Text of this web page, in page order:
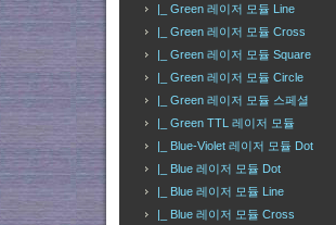
|_ Green 레이저 모듈 Line
|_ Green 레이저 모듈 Cross
|_ Green 레이저 모듈 Square
|_ Green 레이저 모듈 Circle
|_ Green 레이저 모듈 스페셜
|_ Green TTL 레이저 모듈
|_ Blue-Violet 레이저 모듈 Dot
|_ Blue 레이저 모듈 Dot
|_ Blue 레이저 모듈 Line
|_ Blue 레이저 모듈 Cross